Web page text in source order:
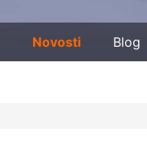
Novosti Blog